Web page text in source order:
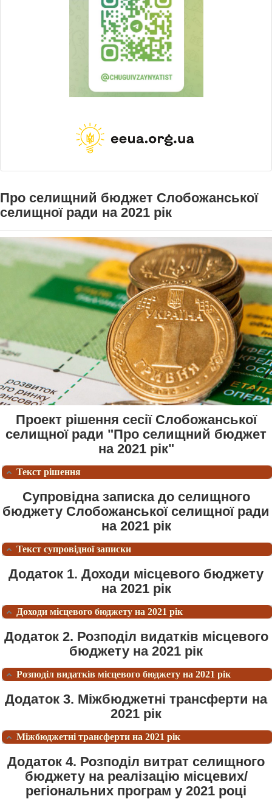
Про селищний бюджет Слобожанської
селищної ради на 2021 рік
Проект рішення сесії Слобожанської
селищної ради "Про селищний бюджет
на 2021 рік"
Текст рішення
Супровідна записка до селищного
бюджету Слобожанської селищної ради
на 2021 рік
Текст супровідної записки
Додаток 1. Доходи місцевого бюджету
на 2021 рік
Доходи місцевого бюджету на 2021 рік
Додаток 2. Розподіл видатків місцевого
бюджету на 2021 рік
Розподіл видатків місцевого бюджету на 2021 рік
Додаток 3. Міжбюджетні трансферти на
2021 рік
Міжбюджетні трансферти на 2021 рік
Додаток 4. Розподіл витрат селищного
бюджету на реалізацію місцевих/
регіональних програм у 2021 році